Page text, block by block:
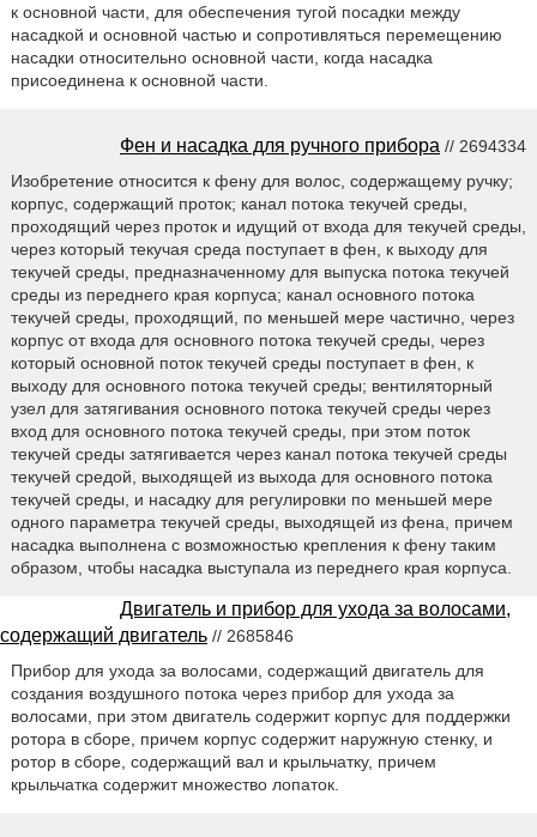
к основной части, для обеспечения тугой посадки между
насадкой и основной частью и сопротивляться перемещению
насадки относительно основной части, когда насадка
присоединена к основной части.
Фен и насадка для ручного прибора // 2694334
Изобретение относится к фену для волос, содержащему ручку;
корпус, содержащий проток; канал потока текучей среды,
проходящий через проток и идущий от входа для текучей среды,
через который текучая среда поступает в фен, к выходу для
текучей среды, предназначенному для выпуска потока текучей
среды из переднего края корпуса; канал основного потока
текучей среды, проходящий, по меньшей мере частично, через
корпус от входа для основного потока текучей среды, через
который основной поток текучей среды поступает в фен, к
выходу для основного потока текучей среды; вентиляторный
узел для затягивания основного потока текучей среды через
вход для основного потока текучей среды, при этом поток
текучей среды затягивается через канал потока текучей среды
текучей средой, выходящей из выхода для основного потока
текучей среды, и насадку для регулировки по меньшей мере
одного параметра текучей среды, выходящей из фена, причем
насадка выполнена с возможностью крепления к фену таким
образом, чтобы насадка выступала из переднего края корпуса.
Двигатель и прибор для ухода за волосами,
содержащий двигатель // 2685846
Прибор для ухода за волосами, содержащий двигатель для
создания воздушного потока через прибор для ухода за
волосами, при этом двигатель содержит корпус для поддержки
ротора в сборе, причем корпус содержит наружную стенку, и
ротор в сборе, содержащий вал и крыльчатку, причем
крыльчатка содержит множество лопаток.